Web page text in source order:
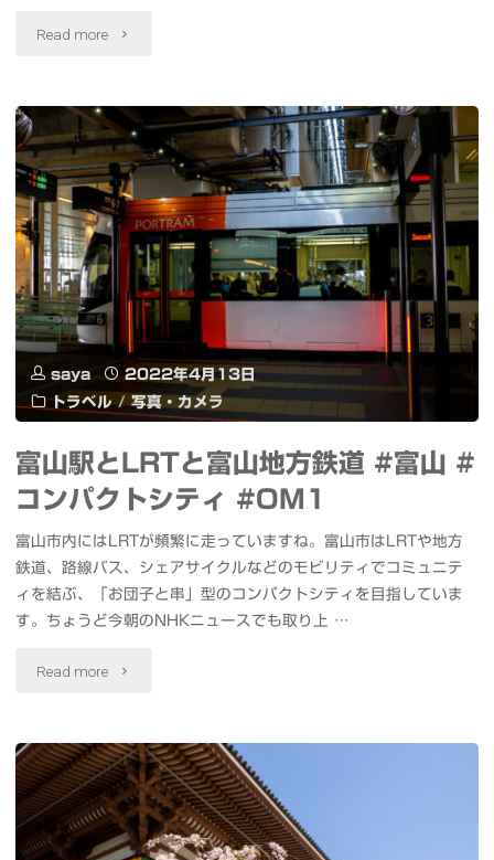
ー
チ
ェ
コ
を
知
ろ
う"
立
浮
間
園
チ
ー
リ
ッ
プ
#OM1"
コ
ー
ス
昼
シ
ャ
ン
六
本
木
Mercedes
me
UPSTAIRS"
Read more "雨
海
岸・
義
経
岩
や
新
大
と
立
#
富
saya
2022年4月13日
トラベル / 写真・カメラ
富山駅とLRTと富山地方鉄道 #富山 #
コンパクトシティ #OM1
富山市内にはLRTが頻繁に走っていますね。富山市はLRTや地方
鉄道、路線バス、シェアサイクルなどのモビリティでコミュニテ
ィを結ぶ、「お団子と串」型のコンパクトシティを目指していま
す。ちょうど今朝のNHKニュースでも取り上 …
Read more "富
駅
と
LRT